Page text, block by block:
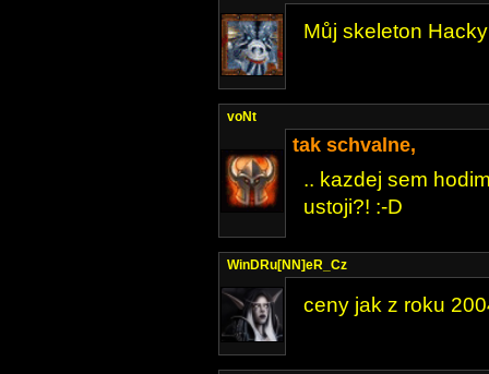
Můj skeleton
voNt
tak schvalne,
.. kazdej sem
ustoji?! :-D
WinDRu[NN]eR_Cz
ceny jak z roku